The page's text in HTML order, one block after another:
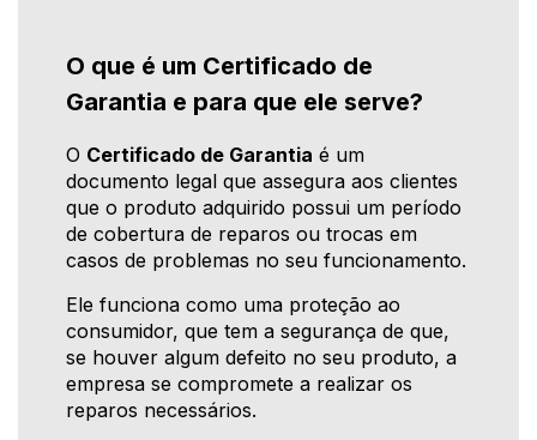
O que é um Certificado de
Garantia e para que ele serve?
O Certificado de Garantia é um
documento legal que assegura aos clientes
que o produto adquirido possui um período
de cobertura de reparos ou trocas em
casos de problemas no seu funcionamento.
Ele funciona como uma proteção ao
consumidor, que tem a segurança de que,
se houver algum defeito no seu produto, a
empresa se compromete a realizar os
reparos necessários.